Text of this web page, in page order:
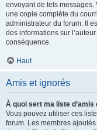
envoyant de tels
une copie complète du
administrateur du forum. Il
des informations sur
conséquence.
Haut
Amis et ignorés
À quoi sert ma liste d’amis
Vous pouvez utiliser ces
forum. Les membres